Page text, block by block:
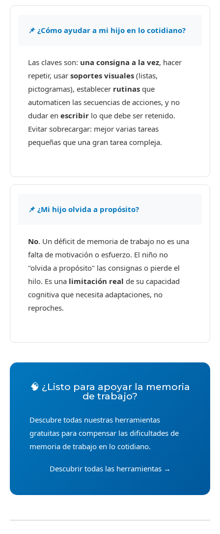
📌 ¿Cómo ayudar a mi hijo en lo cotidiano?
Las claves son: una consigna a la vez, hacer
repetir, usar soportes visuales (listas,
pictogramas), establecer rutinas que
automaticen las secuencias de acciones, y no
dudar en escribir lo que debe ser retenido.
Evitar sobrecargar: mejor varias tareas
pequeñas que una gran tarea compleja.
📌 ¿Mi hijo olvida a propósito?
No. Un déficit de memoria de trabajo no es una
falta de motivación o esfuerzo. El niño no
"olvida a propósito" las consignas o pierde el
hilo. Es una limitación real de su capacidad
cognitiva que necesita adaptaciones, no
reproches.
🧠 ¿Listo para apoyar la memoria
de trabajo?
Descubre todas nuestras herramientas
gratuitas para compensar las dificultades de
memoria de trabajo en lo cotidiano.
Descubrir todas las herramientas →